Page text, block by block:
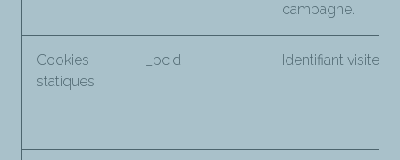
campagne.
Cookies
statiques
_pcid Identifiant visiteur.